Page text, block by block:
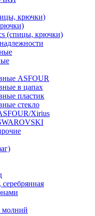
крючки)
(спицы, крючки)
ASFOUR
в цапах
пластик
стекло
Xirius
серебрянная
молний